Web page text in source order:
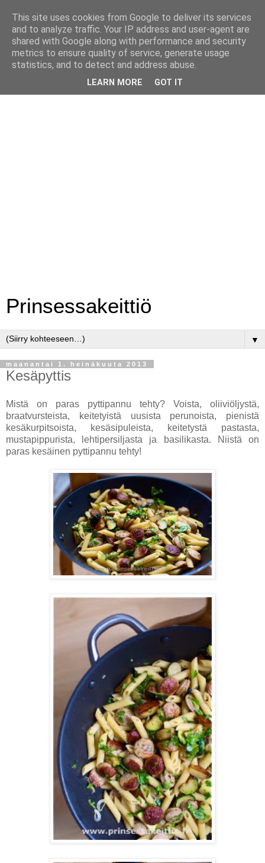
Prinsessakeittiö
▼
maanantai 1. heinäkuuta 2013
Kesäpyttis
Mistä on paras pyttipannu tehty? Voista, oliiviöljystä,
braatvursteista, keitetyistä uusista perunoista, pienistä
kesäkurpitsoista, kesäsipuleista, keitetystä pastasta,
mustapippurista, lehtipersiljasta ja basilikasta. Niistä on
paras kesäinen pyttipannu tehty!
This site uses cookies from Google to deliver its services
and to analyze traffic. Your IP address and user-agent are
shared with Google along with performance and security
metrics to ensure quality of service, generate usage
statistics, and to detect and address abuse.
LEARN MORE GOT IT